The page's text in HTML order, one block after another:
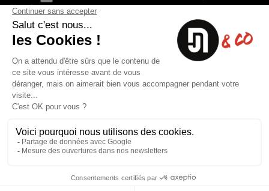
Nous contacter
8 rue du capitaine Jean Croisa
13009 Marseille
+33 (0)4 91 07 41 16
Informations utiles
Paiement sécurisé
Nos produits
Ventes Flash
Nouveaux Produits
A propos
Conditions générales (CGV)